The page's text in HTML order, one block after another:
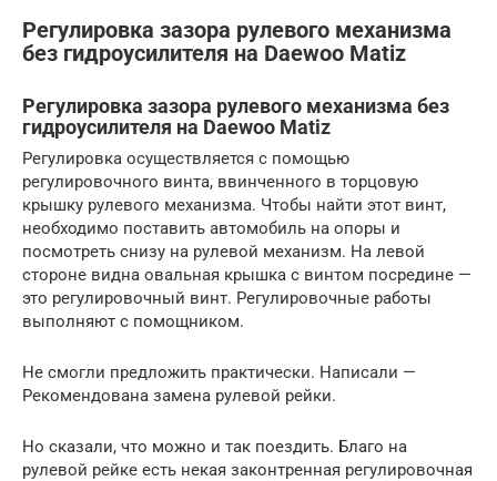
Регулировка зазора рулевого механизма
без гидроусилителя на Daewoo Matiz
Регулировка зазора рулевого механизма без
гидроусилителя на Daewoo Matiz
Регулировка осуществляется с помощью
регулировочного винта, ввинченного в торцовую
крышку рулевого механизма. Чтобы найти этот винт,
необходимо поставить автомобиль на опоры и
посмотреть снизу на рулевой механизм. На левой
стороне видна овальная крышка с винтом посредине —
это регулировочный винт. Регулировочные работы
выполняют с помощником.
Не смогли предложить практически. Написали —
Рекомендована замена рулевой рейки.
Но сказали, что можно и так поездить. Благо на
рулевой рейке есть некая законтренная регулировочная